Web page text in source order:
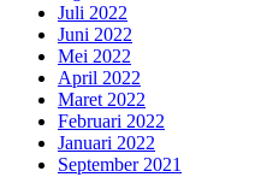
Juli 2022
Juni 2022
Mei 2022
April 2022
Maret 2022
Februari 2022
Januari 2022
September 2021